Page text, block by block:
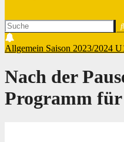
Allgemein Saison 2023/2024
Nach der
Programm für